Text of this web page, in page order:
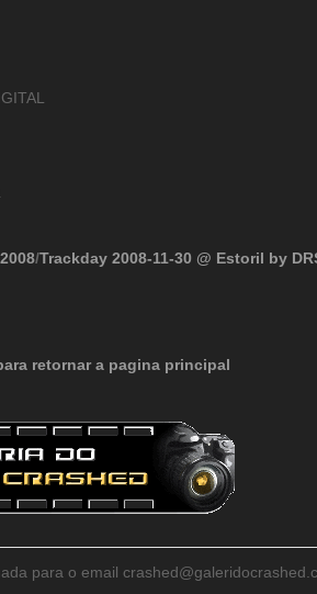
/Trackday 2008-11-30 @ Estoril by
retornar a pagina principal
para o email